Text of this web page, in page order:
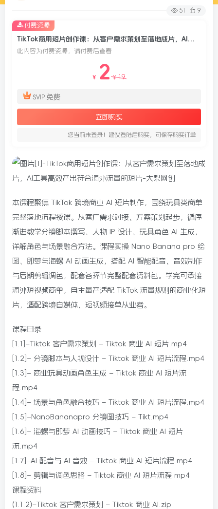
51 9
TikTok商用短片创作课：从客户需求策划至落地成片，AI工具高效产出符合海外流量的短片
此内容为付费资源，请付费后查看
￥ 2 ￥ 19
SVIP 免费
立即购买
您当前未登录！建议登陆后购买，可保存购买订单
付费资源
本课程聚焦 TikTok 跨境商业 AI 短片制作，围绕玩具类商单
完整落地流程授课。从客户需求对接、方案策划起步，循序
渐进教学分镜脚本撰写、人物 IP 设计、玩具角色 AI 生成，
详解角色与场景融合方法。课程实操 Nano Banana pro 绘
图、即梦与海螺 AI 动画生成，搭配 AI 智能配音、音效制作
与后期剪辑调色，配套各环节完整配套资料包。学完可承接
海外短视频商单，自主量产适配 TikTok 流量规则的商业化短
片，适配跨境自媒体、短视频接单从业者。
课程目录
[1.1]–Tiktok 客户需求策划 – Tiktok 商业 AI 短片.mp4
[1.2]– 分镜脚本与人物设计 – Tiktok 商业 AI 短片流程.mp4
[1.3]– 商业玩具动画角色生成 – Tiktok 商业 AI 短片流
程.mp4
[1.4]– 场景与角色融合技巧 – Tiktok 商业 AI 短片流程.mp4
[1.5]–NanoBananapro 分镜图技巧 – Tikt.mp4
[1.6]– 海螺与即梦 AI 动画技巧 – Tiktok 商业 AI 短片
流.mp4
[1.7]–AI 配音与 AI 音效 – Tiktok 商业 AI 短片流程.mp4
[1.8]– 剪辑与调色思路 – Tiktok 商业 AI 短片流程.mp4
课程资料
(1.1.2)–Tiktok 客户需求策划 – Tiktok 商业 AI.zip